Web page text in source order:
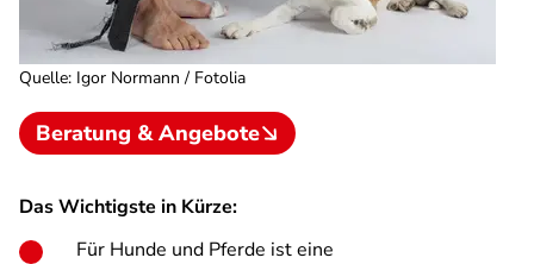
Quelle: Igor Normann / Fotolia
Beratung & Angebote
Das Wichtigste in Kürze:
Für Hunde und Pferde ist eine